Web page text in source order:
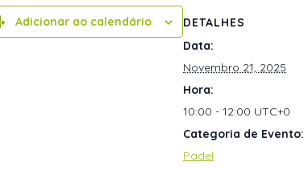
Adicionar ao calendário
DETALHES
Data:
Novembro 21, 2025
Hora:
10:00 - 12:00 UTC+0
Categoria de Evento:
Padel